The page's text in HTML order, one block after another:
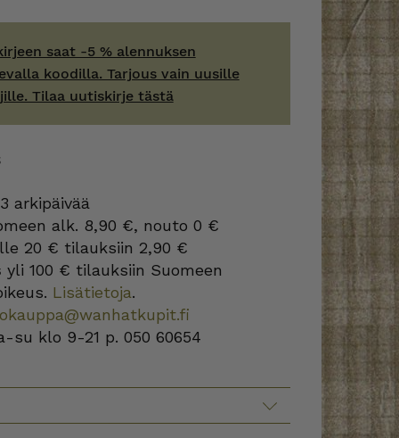
saat -5 % alennuksen
koodilla. Tarjous vain uusille
Tilaa uutiskirje tästä
arkipäivää
alk. 8,90 €, nouto 0 €
20 € tilauksiin 2,90 €
yli 100 € tilauksiin Suomeen
Lisätietoja.
su klo 9-21 p. 050 60654